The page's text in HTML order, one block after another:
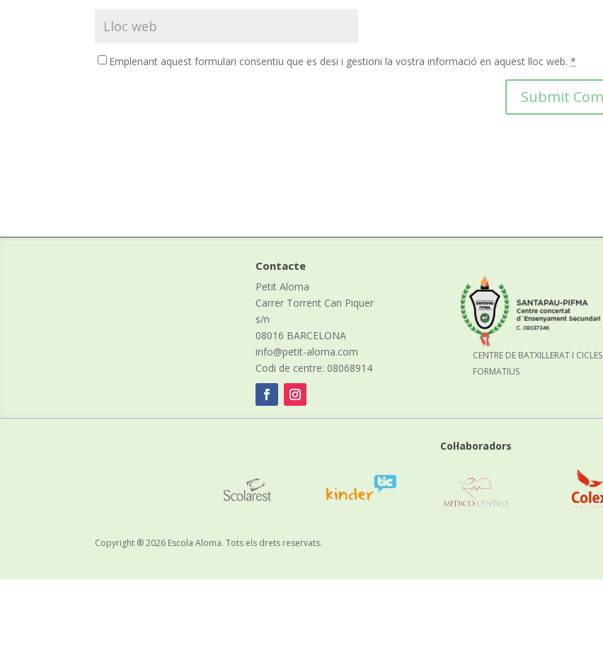
Emplenant aquest formulari consentiu que es desi i gestioni la vostra informació en aquest lloc web.*
Contacte
Petit Aloma
Carrer Torrent Can Piquer
s/n
08016 BARCELONA
info@petit-aloma.com
Codi de centre: 08068914
CENTRE DE BATXILLERAT I CICLES
FORMATIUS
Col·laboradors
Copyright ® 2026 Escola Aloma. Tots els drets reservats.